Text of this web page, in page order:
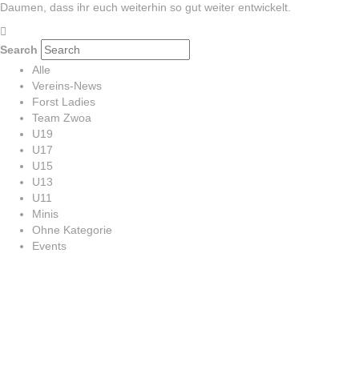
Daumen, dass ihr euch weiterhin so gut weiter entwickelt.
Search
Alle
Vereins-News
Forst Ladies
Team Zwoa
U19
U17
U15
U13
U11
Minis
Ohne Kategorie
Events